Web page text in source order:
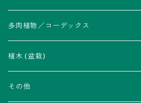
アストロフィツム属
瑠璃兜錦、兜丸錦
V-type兜
アリオカルプス属
ウィギンシア属
多肉植物／コーデックス
アカベ属
アロエ属
植木 (盆栽)
ムクロジ科：カエデ属
その他